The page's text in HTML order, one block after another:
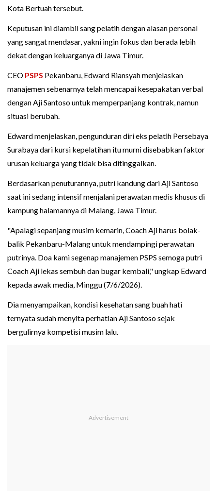
Kota Bertuah tersebut.
Keputusan ini diambil sang pelatih dengan alasan personal
yang sangat mendasar, yakni ingin fokus dan berada lebih
dekat dengan keluarganya di Jawa Timur.
CEO PSPS Pekanbaru, Edward Riansyah menjelaskan
manajemen sebenarnya telah mencapai kesepakatan verbal
dengan Aji Santoso untuk memperpanjang kontrak, namun
situasi berubah.
Edward menjelaskan, pengunduran diri eks pelatih Persebaya
Surabaya dari kursi kepelatihan itu murni disebabkan faktor
urusan keluarga yang tidak bisa ditinggalkan.
Berdasarkan penuturannya, putri kandung dari Aji Santoso
saat ini sedang intensif menjalani perawatan medis khusus di
kampung halamannya di Malang, Jawa Timur.
"Apalagi sepanjang musim kemarin, Coach Aji harus bolak-
balik Pekanbaru-Malang untuk mendampingi perawatan
putrinya. Doa kami segenap manajemen PSPS semoga putri
Coach Aji lekas sembuh dan bugar kembali," ungkap Edward
kepada awak media, Minggu (7/6/2026).
Dia menyampaikan, kondisi kesehatan sang buah hati
ternyata sudah menyita perhatian Aji Santoso sejak
bergulirnya kompetisi musim lalu.